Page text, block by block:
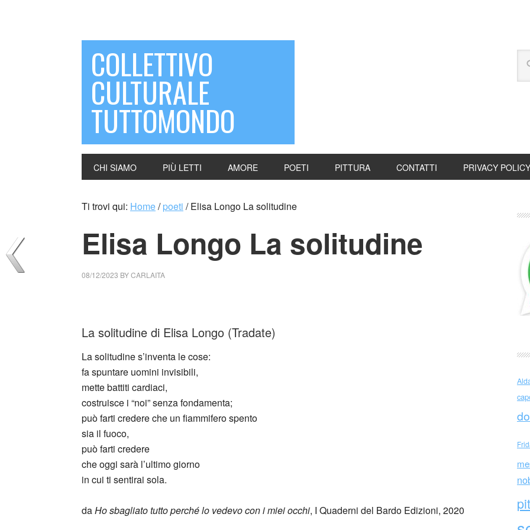
COLLETTIVO
CULTURALE
TUTTOMONDO
CHI SIAMO PIÙ LETTI AMORE POETI PITTURA CONTATTI PRIVACY POLICY
Ti trovi qui: Home/ poeti /Elisa Longo La solitudine
Elisa Longo La solitudine
08/12/2023 BYCARLAITA
La solitudine di Elisa Longo (Tradate)
La solitudine s’inventa le cose:
fa spuntare uomini invisibili,
mette battiti cardiaci,
costruisce i “noi” senza fondamenta;
può farti credere che un fiammifero spento
sia il fuoco,
può farti credere
che oggi sarà l’ultimo giorno
in cui ti sentirai sola.
daHo sbagliato tutto perché lo vedevo con i miei occhi, I Quaderni del Bardo Edizioni, 2020